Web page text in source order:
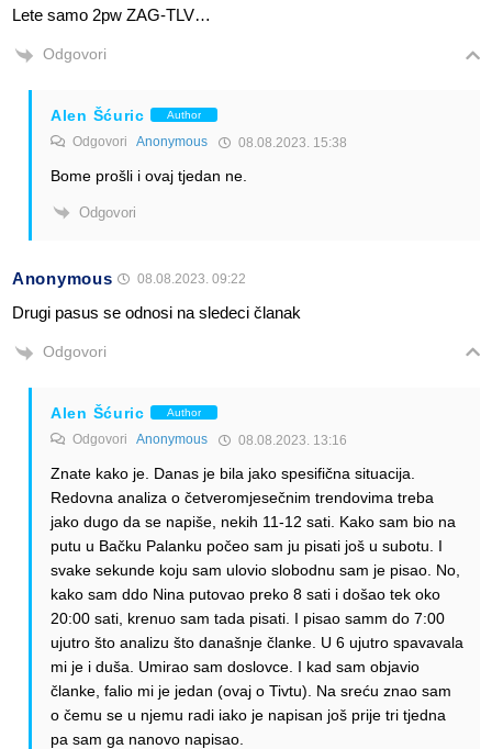
Lete samo 2pw ZAG-TLV…
Odgovori
Alen Šćuric Author
Odgovori Anonymous 08.08.2023. 15:38
Bome prošli i ovaj tjedan ne.
Odgovori
Anonymous 08.08.2023. 09:22
Drugi pasus se odnosi na sledeci članak
Odgovori
Alen Šćuric Author
Odgovori Anonymous 08.08.2023. 13:16
Znate kako je. Danas je bila jako spesifična situacija.
Redovna analiza o četveromjesečnim trendovima treba
jako dugo da se napiše, nekih 11-12 sati. Kako sam bio na
putu u Bačku Palanku počeo sam ju pisati još u subotu. I
svake sekunde koju sam ulovio slobodnu sam je pisao. No,
kako sam ddo Nina putovao preko 8 sati i došao tek oko
20:00 sati, krenuo sam tada pisati. I pisao samm do 7:00
ujutro što analizu što današnje članke. U 6 ujutro spavavala
mi je i duša. Umirao sam doslovce. I kad sam objavio
članke, falio mi je jedan (ovaj o Tivtu). Na sreću znao sam
o čemu se u njemu radi iako je napisan još prije tri tjedna
pa sam ga nanovo napisao.